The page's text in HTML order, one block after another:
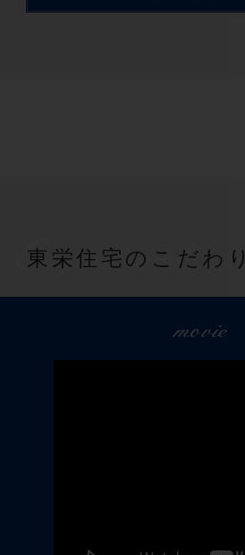
東栄住宅のこだわり
movie